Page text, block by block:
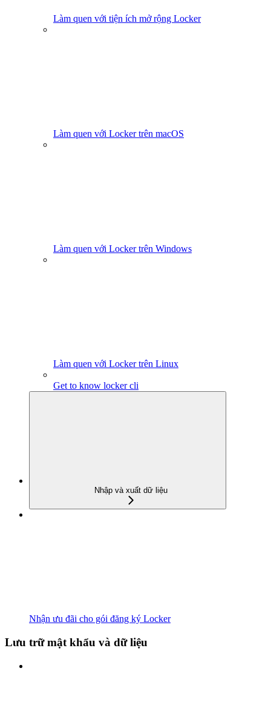
Làm quen với tiện ích mở rộng Locker
Làm quen với Locker trên macOS
Làm quen với Locker trên Windows
Làm quen với Locker trên Linux
Get to know locker cli
Nhập và xuất dữ liệu
Nhận ưu đãi cho gói đăng ký Locker
Lưu trữ mật khẩu và dữ liệu